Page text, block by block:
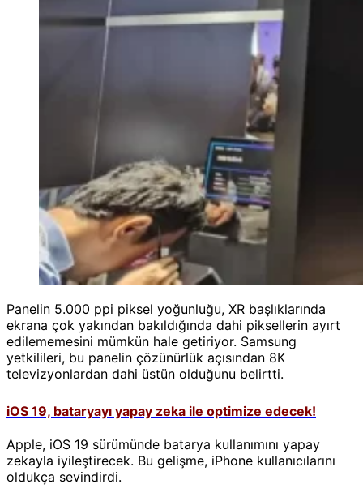
Panelin 5.000 ppi piksel yoğunluğu, XR başlıklarında
ekrana çok yakından bakıldığında dahi piksellerin ayırt
edilememesini mümkün hale getiriyor. Samsung
yetkilileri, bu panelin çözünürlük açısından 8K
televizyonlardan dahi üstün olduğunu belirtti.
iOS 19, bataryayı yapay zeka ile optimize edecek!
Apple, iOS 19 sürümünde batarya kullanımını yapay
zekayla iyileştirecek. Bu gelişme, iPhone kullanıcılarını
oldukça sevindirdi.